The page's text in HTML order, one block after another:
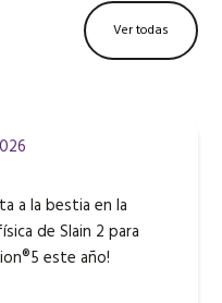
Ver todas
a la bestia en la
de Slain 2 para
este año!